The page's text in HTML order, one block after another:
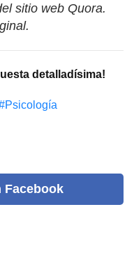
sitio web Quora.
detalladísima!
Facebook